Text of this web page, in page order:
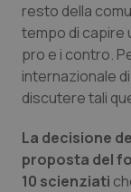
Provincia
Puglia
Sardegna
Sicilia
Malattie
Malattia
resto della
tempo di capire
pro e i contro.
internazionale
discutere tali
La decisione
proposta del
10 scienziati